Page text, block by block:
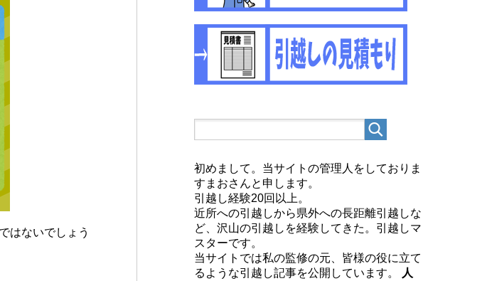
はないでしょう
初めまして。当サイトの管理人をしておりま
すまおさんと申します。
引越し経験20回以上。
近所への引越しから県外への長距離引越しな
ど、沢山の引越しを経験してきた。引越しマ
スターです。
当サイトでは私の監修の元、皆様の役に立て
るような引越し記事を公開しています。
人